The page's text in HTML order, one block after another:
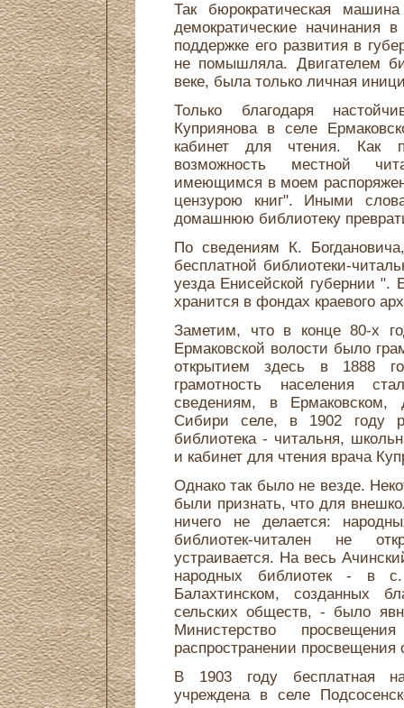
Так бюрократическая
демократические начинания
поддержке его развития в
не помышляла. Двигателем
веке, была только личная
Только благодаря
Куприянова в селе
кабинет для чтения. Как
возможность местной
имеющимся в моем
цензурою книг". Иными
домашнюю библиотеку
По сведениям К.
бесплатной библиотеки-
уезда Енисейской губернии ".
хранится в фондах краевого
Заметим, что в конце 80-х
Ермаковской волости было
открытием здесь в 1888
грамотность населения
сведениям, в Ермаковском,
Сибири селе, в 1902 году
библиотека - читальня,
и кабинет для чтения врача
Однако так было не везде.
были признать, что для
ничего не делается:
библиотек-читален не
устраивается. На весь
народных библиотек - в
Балахтинском, созданных
сельских обществ, - было
Министерство
распространении
В 1903 году бесплатная
учреждена в селе